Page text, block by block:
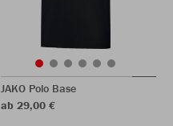
JAKO Polo Base
ab 29,00 €